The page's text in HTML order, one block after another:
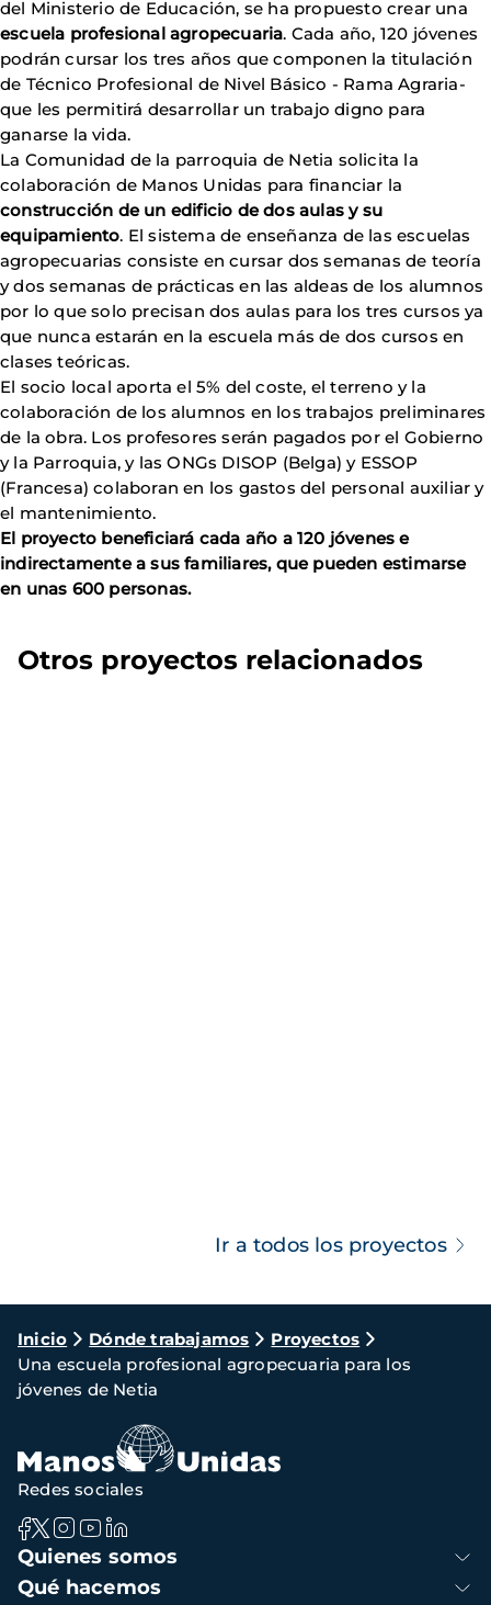
del Ministerio de Educación, se ha propuesto crear una
escuela profesional agropecuaria. Cada año, 120 jóvenes
podrán cursar los tres años que componen la titulación
de Técnico Profesional de Nivel Básico - Rama Agraria-
que les permitirá desarrollar un trabajo digno para
ganarse la vida.
La Comunidad de la parroquia de Netia solicita la
colaboración de Manos Unidas para financiar la
construcción de un edificio de dos aulas y su
equipamiento. El sistema de enseñanza de las escuelas
agropecuarias consiste en cursar dos semanas de teoría
y dos semanas de prácticas en las aldeas de los alumnos
por lo que solo precisan dos aulas para los tres cursos ya
que nunca estarán en la escuela más de dos cursos en
clases teóricas.
El socio local aporta el 5% del coste, el terreno y la
colaboración de los alumnos en los trabajos preliminares
de la obra. Los profesores serán pagados por el Gobierno
y la Parroquia, y las ONGs DISOP (Belga) y ESSOP
(Francesa) colaboran en los gastos del personal auxiliar y
el mantenimiento.
El proyecto beneficiará cada año a 120 jóvenes e
indirectamente a sus familiares, que pueden estimarse
en unas 600 personas.
Otros proyectos relacionados
Ir a todos los proyectos
Ruta
de
navegación
Inicio Dónde trabajamos
Proyectos
Una escuela profesional agropecuaria para los
jóvenes de Netia
Navegación
principal
Quienes somos
Qué hacemos
Redes sociales